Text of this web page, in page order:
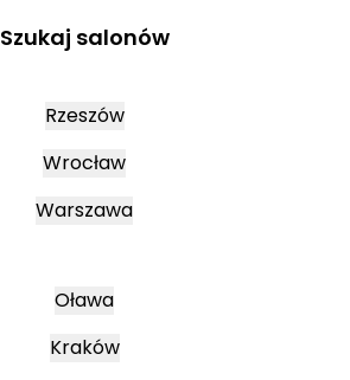
Szukaj salonów
Rzeszów
Wrocław
Warszawa
Oława
Kraków